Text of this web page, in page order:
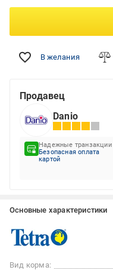
В желания
Продавец
Danio
Надежные транзакции
Безопасная оплата
картой
Основные характеристики
Вид корма: